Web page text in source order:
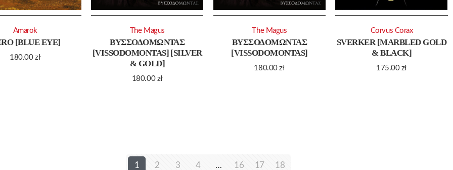
[BLUE EYE]
180.00zł
Amarok
ΒΥΣΣΟΔΟΜΩΝΤΑΣ
[VISSODOMONTAS] [SILVER
& GOLD]
180.00 zł
The Magus
ΒΥΣΣΟΔΟΜΩΝΤΑΣ
[VISSODOMONTAS]
180.00zł
The Magus
SVERKER [MARBLED GOLD
& BLACK]
175.00 zł
Corvus Corax
1 2 3 4 … 16 17 18